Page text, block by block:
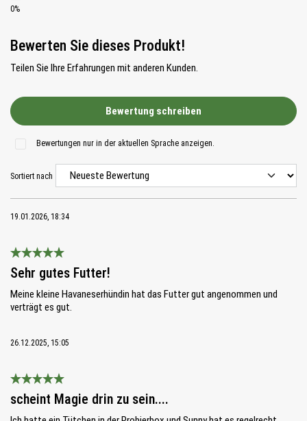
0%
Bewerten Sie dieses Produkt!
Teilen Sie Ihre Erfahrungen mit anderen Kunden.
Bewertung schreiben
Bewertungen nur in der aktuellen Sprache anzeigen.
Sortiert nach
19.01.2026, 18:34
Bewertung mit 5 von 5 Sternen
Sehr gutes Futter!
Meine kleine Havaneserhündin hat das Futter gut angenommen und
verträgt es gut.
26.12.2025, 15:05
Bewertung mit 5 von 5 Sternen
scheint Magie drin zu sein....